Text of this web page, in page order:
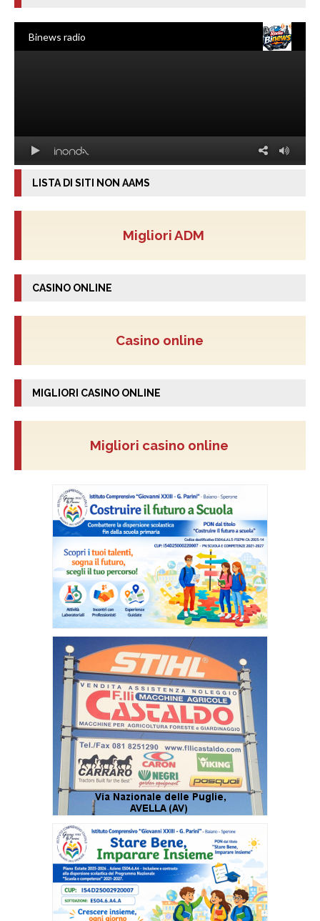
LISTA DI SITI NON AAMS
Migliori ADM
CASINO ONLINE
Casino online
MIGLIORI CASINO ONLINE
Migliori casino online